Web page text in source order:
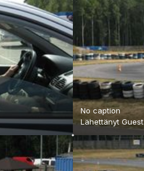
No caption
Lähettänyt Guest